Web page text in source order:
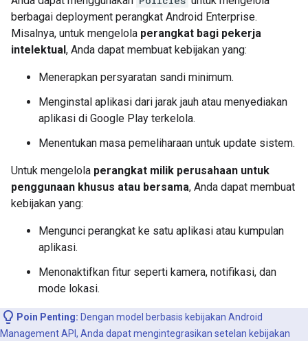
berbagai deployment perangkat Android Enterprise.
Misalnya, untuk mengelola perangkat bagi pekerja
intelektual, Anda dapat membuat kebijakan yang:
Menerapkan persyaratan sandi minimum.
Menginstal aplikasi dari jarak jauh atau menyediakan
aplikasi di Google Play terkelola.
Menentukan masa pemeliharaan untuk update sistem.
Untuk mengelola perangkat milik perusahaan untuk
penggunaan khusus atau bersama, Anda dapat membuat
kebijakan yang:
Mengunci perangkat ke satu aplikasi atau kumpulan
aplikasi.
Menonaktifkan fitur seperti kamera, notifikasi, dan
mode lokasi.
Poin Penting: Dengan model berbasis kebijakan Android
Management API, Anda dapat mengintegrasikan setelan kebijakan